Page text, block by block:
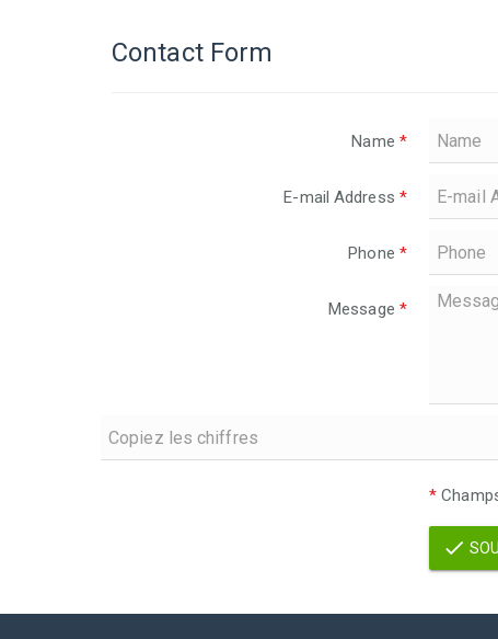
Contact Form
Name *
E-mail Address *
Phone *
Message *
*